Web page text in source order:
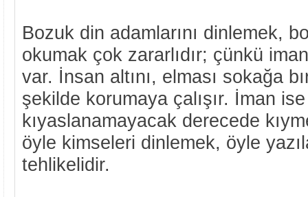
Bozuk din adamlarını dinlemek,
okumak çok zararlıdır; çünkü
var. İnsan altını, elması sokağa
şekilde korumaya çalışır. İman
kıyaslanamayacak derecede
öyle kimseleri dinlemek, öyle
tehlikelidir.